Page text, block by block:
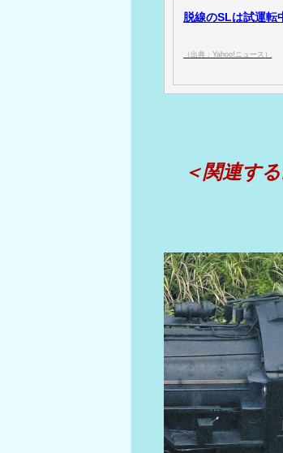
脱線のSLは試運転
（出典：Yahoo!ニュース）
＜関連す